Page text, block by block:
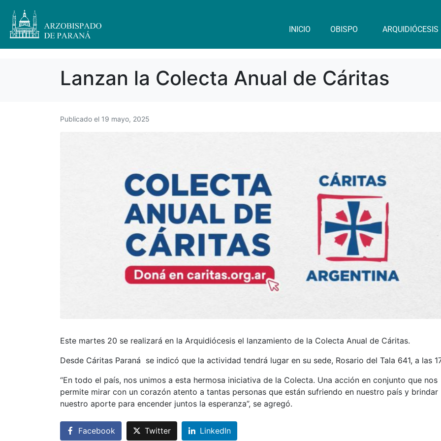
INICIO OBISPO ARQUIDIÓCESIS
Lanzan la Colecta Anual de Cáritas
Publicado el 19 mayo, 2025
Este martes 20 se realizará en la Arquidiócesis el lanzamiento de la Colecta Anual de Cáritas.
Desde Cáritas Paraná se indicó que la actividad tendrá lugar en su sede, Rosario del Tala 641, a las
“En todo el país, nos unimos a esta hermosa iniciativa de la Colecta. Una acción en conjunto que nos
permite mirar con un corazón atento a tantas personas que están sufriendo en nuestro país y brindar
nuestro aporte para encender juntos la esperanza”, se agregó.
Facebook Twitter LinkedIn